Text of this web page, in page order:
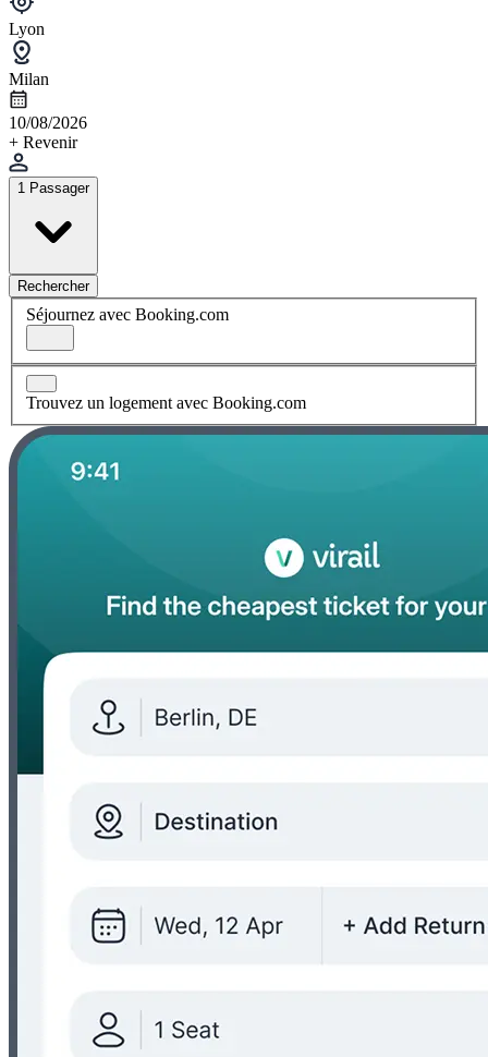
Lyon
Milan
10/08/2026
+ Revenir
1 Passager
Rechercher
Séjournez avec Booking.com
Trouvez un logement avec Booking.com